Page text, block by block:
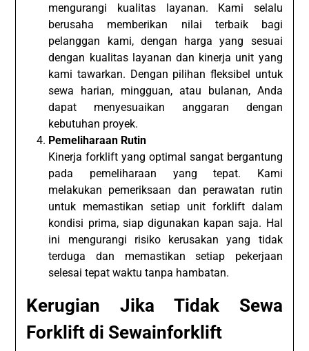
mengurangi kualitas layanan. Kami selalu
berusaha memberikan nilai terbaik bagi
pelanggan kami, dengan harga yang sesuai
dengan kualitas layanan dan kinerja unit yang
kami tawarkan. Dengan pilihan fleksibel untuk
sewa harian, mingguan, atau bulanan, Anda
dapat menyesuaikan anggaran dengan
kebutuhan proyek.
Pemeliharaan Rutin
Kinerja forklift yang optimal sangat bergantung
pada pemeliharaan yang tepat. Kami
melakukan pemeriksaan dan perawatan rutin
untuk memastikan setiap unit forklift dalam
kondisi prima, siap digunakan kapan saja. Hal
ini mengurangi risiko kerusakan yang tidak
terduga dan memastikan setiap pekerjaan
selesai tepat waktu tanpa hambatan.
Kerugian Jika Tidak Sewa
Forklift di Sewainforklift